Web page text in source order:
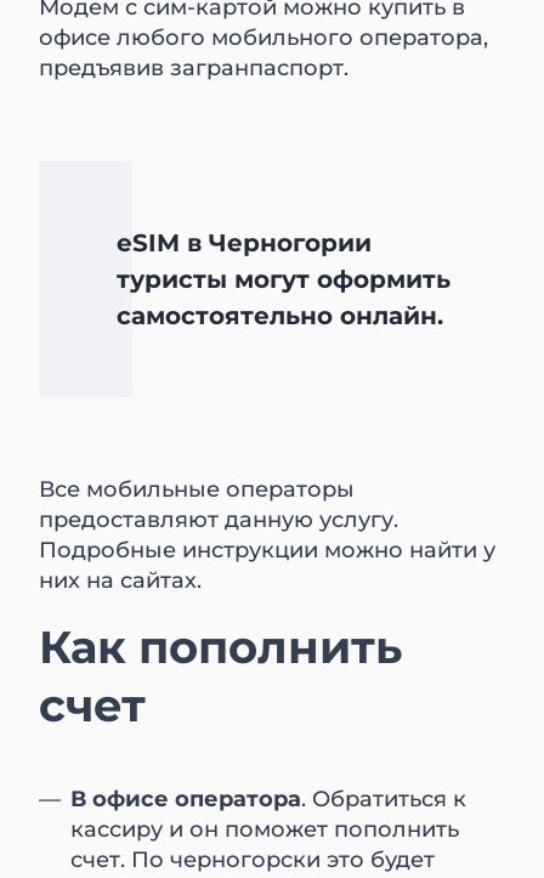
Модем с сим-картой можно купить в
офисе любого мобильного оператора,
предъявив загранпаспорт.
eSIM в Черногории
туристы могут оформить
самостоятельно онлайн.
Все мобильные операторы
предоставляют данную услугу.
Подробные инструкции можно найти у
них на сайтах.
Как пополнить
счет
В офисе оператора. Обратиться к
кассиру и он поможет пополнить
счет. По черногорски это будет